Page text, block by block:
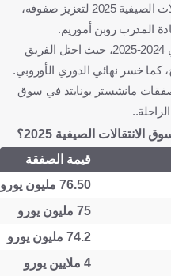
يعول مانشستر يونايتد على سوق الانتقالات الصيفية 2025 لتعزيز صفوفه،
المدرب روبن أموريم.
ومر "الشياطين الحمر" بموسم كارثي في 2024-2025، حيث احتل الفريق
مانشستر يونايتد في سوق
الصيفية 2025؟
قيمة الصفقة
76.50 مليون يورو
75 مليون يورو
74.2 مليون يورو
4 ملايين يورو